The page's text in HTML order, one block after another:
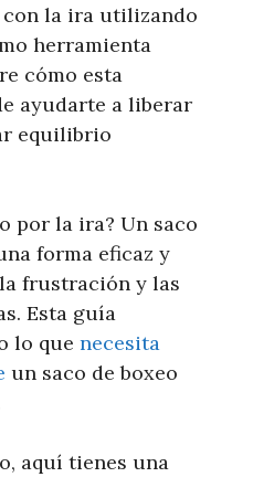
la ira utilizando
herramienta
cómo esta
ayudarte a liberar
equilibrio
por la ira? Un saco
forma eficaz y
frustración y las
Esta guía
lo que necesita
un saco de boxeo
aquí tienes una